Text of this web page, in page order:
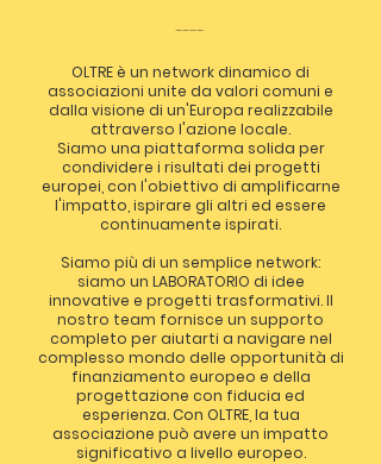
----
OLTRE è un network dinamico di
associazioni unite da valori comuni e
dalla visione di un'Europa realizzabile
attraverso l'azione locale.
Siamo una piattaforma solida per
condividere i risultati dei progetti
europei, con l'obiettivo di amplificarne
l'impatto, ispirare gli altri ed essere
continuamente ispirati.
Siamo più di un semplice network:
siamo un LABORATORIO di idee
innovative e progetti trasformativi. Il
nostro team fornisce un supporto
completo per aiutarti a navigare nel
complesso mondo delle opportunità di
finanziamento europeo e della
progettazione con fiducia ed
esperienza. Con OLTRE, la tua
associazione può avere un impatto
significativo a livello europeo.